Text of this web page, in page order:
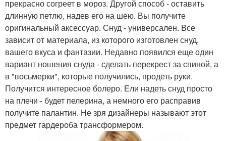
прекрасно согреет в мороз. Другой способ - оставить
длинную петлю, надев его на шею. Вы получите
оригинальный аксессуар. Снуд - универсален. Все
зависит от материала, из которого изготовлен снуд,
вашего вкуса и фантазии. Недавно появился еще один
вариант ношения снуда - сделать перекрест за спиной, а
в "восьмерки", которые получились, продеть руки.
Получится интересное болеро. Ели надеть снуд просто
на плечи - будет пелерина, а немного его расправив
получите палантин. Не зря дизайнеры называют этот
предмет гардероба трансформером.